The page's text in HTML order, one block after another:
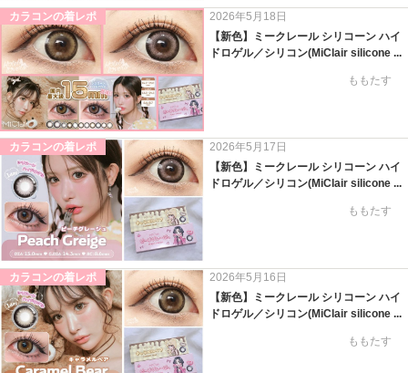
カラコンの着レポ
2026年5月18日
【新色】ミークレール シリコーン ハイ
ドロゲル／シリコン(MiClair silicone ...
ももたす
カラコンの着レポ
2026年5月17日
【新色】ミークレール シリコーン ハイ
ドロゲル／シリコン(MiClair silicone ...
ももたす
カラコンの着レポ
2026年5月16日
【新色】ミークレール シリコーン ハイ
ドロゲル／シリコン(MiClair silicone ...
ももたす